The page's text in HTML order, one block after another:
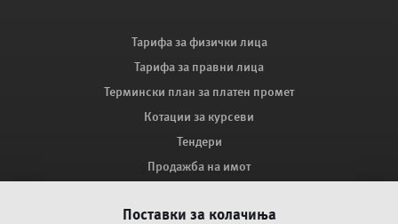
Тарифа за физички лица
Тарифа за правни лица
Термински план за платен промет
Котации за курсеви
Тендери
Продажба на имот
Како ве заштитува ПроКредит Банка?
Поставки за колачиња